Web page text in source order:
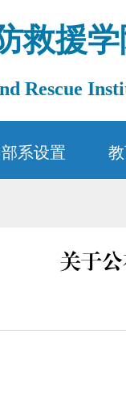
救援
Rescue
部系设置
关于